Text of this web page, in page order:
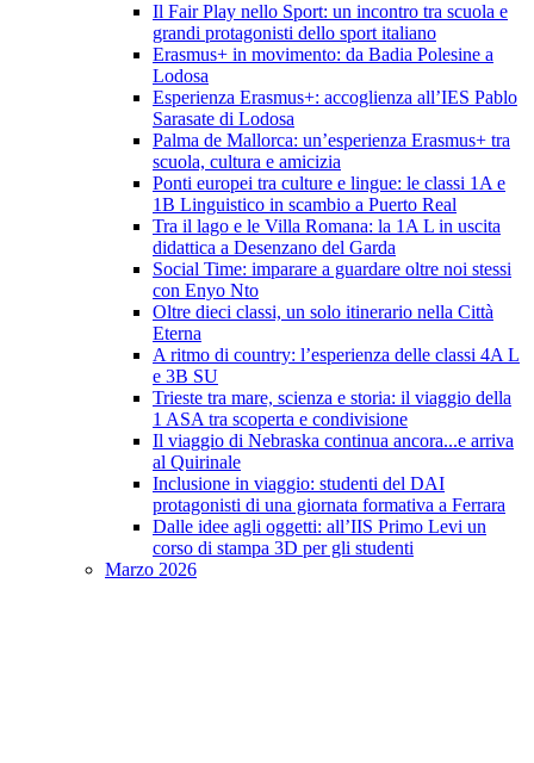
Il Fair Play nello Sport: un incontro tra scuola e
grandi protagonisti dello sport italiano
Erasmus+ in movimento: da Badia Polesine a
Lodosa
Esperienza Erasmus+: accoglienza all’IES Pablo
Sarasate di Lodosa
Palma de Mallorca: un’esperienza Erasmus+ tra
scuola, cultura e amicizia
Ponti europei tra culture e lingue: le classi 1A e
1B Linguistico in scambio a Puerto Real
Tra il lago e le Villa Romana: la 1A L in uscita
didattica a Desenzano del Garda
Social Time: imparare a guardare oltre noi stessi
con Enyo Nto
Oltre dieci classi, un solo itinerario nella Città
Eterna
A ritmo di country: l’esperienza delle classi 4A L
e 3B SU
Trieste tra mare, scienza e storia: il viaggio della
1 ASA tra scoperta e condivisione
Il viaggio di Nebraska continua ancora...e arriva
al Quirinale
Inclusione in viaggio: studenti del DAI
protagonisti di una giornata formativa a Ferrara
Dalle idee agli oggetti: all’IIS Primo Levi un
corso di stampa 3D per gli studenti
Marzo 2026